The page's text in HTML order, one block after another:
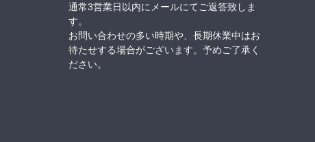
通常3営業日以内にメールにてご返答致しま
す。
お問い合わせの多い時期や、長期休業中はお
待たせする場合がございます。予めご了承く
ださい。